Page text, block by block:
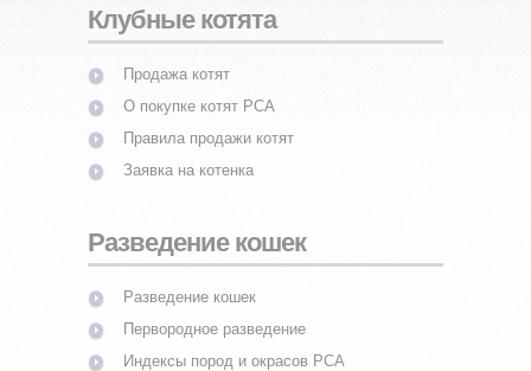
Клубные котята
Продажа котят
О покупке котят PCA
Правила продажи котят
Заявка на котенка
Разведение кошек
Разведение кошек
Первородное разведение
Индексы пород и окрасов PCA